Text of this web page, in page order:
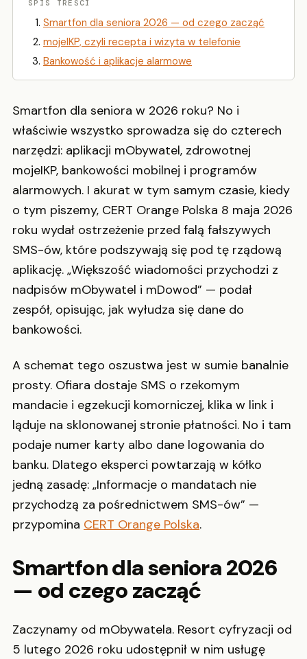
SPIS TREŚCI
Smartfon dla seniora 2026 — od czego zacząć
mojeIKP, czyli recepta i wizyta w telefonie
Bankowość i aplikacje alarmowe
Smartfon dla seniora w 2026 roku? No i
właściwie wszystko sprowadza się do czterech
narzędzi: aplikacji mObywatel, zdrowotnej
mojeIKP, bankowości mobilnej i programów
alarmowych. I akurat w tym samym czasie, kiedy
o tym piszemy, CERT Orange Polska 8 maja 2026
roku wydał ostrzeżenie przed falą fałszywych
SMS-ów, które podszywają się pod tę rządową
aplikację. „Większość wiadomości przychodzi z
nadpisów mObywatel i mDowod” — podał
zespół, opisując, jak wyłudza się dane do
bankowości.
A schemat tego oszustwa jest w sumie banalnie
prosty. Ofiara dostaje SMS o rzekomym
mandacie i egzekucji komorniczej, klika w link i
ląduje na sklonowanej stronie płatności. No i tam
podaje numer karty albo dane logowania do
banku. Dlatego eksperci powtarzają w kółko
jedną zasadę: „Informacje o mandatach nie
przychodzą za pośrednictwem SMS-ów” —
przypomina CERT Orange Polska.
Smartfon dla seniora 2026
— od czego zacząć
Zaczynamy od mObywatela. Resort cyfryzacji od
5 lutego 2026 roku udostępnił w nim usługę